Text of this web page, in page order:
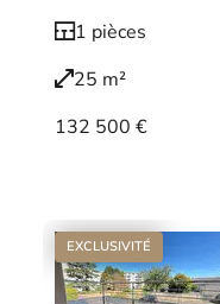
1 pièces
25 m²
132 500 €
EXCLUSIVITÉ